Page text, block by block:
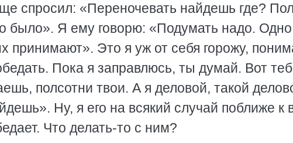
спросил: «Переночевать найдешь где?
было». Я ему говорю: «Подумать надо.
принимают». Это я уж от себя горожу,
Пока я заправлюсь, ты думай. Вот
полсотни твои. А я деловой, такой
Ну, я его на всякий случай поближе к
Что делать-то с ним?